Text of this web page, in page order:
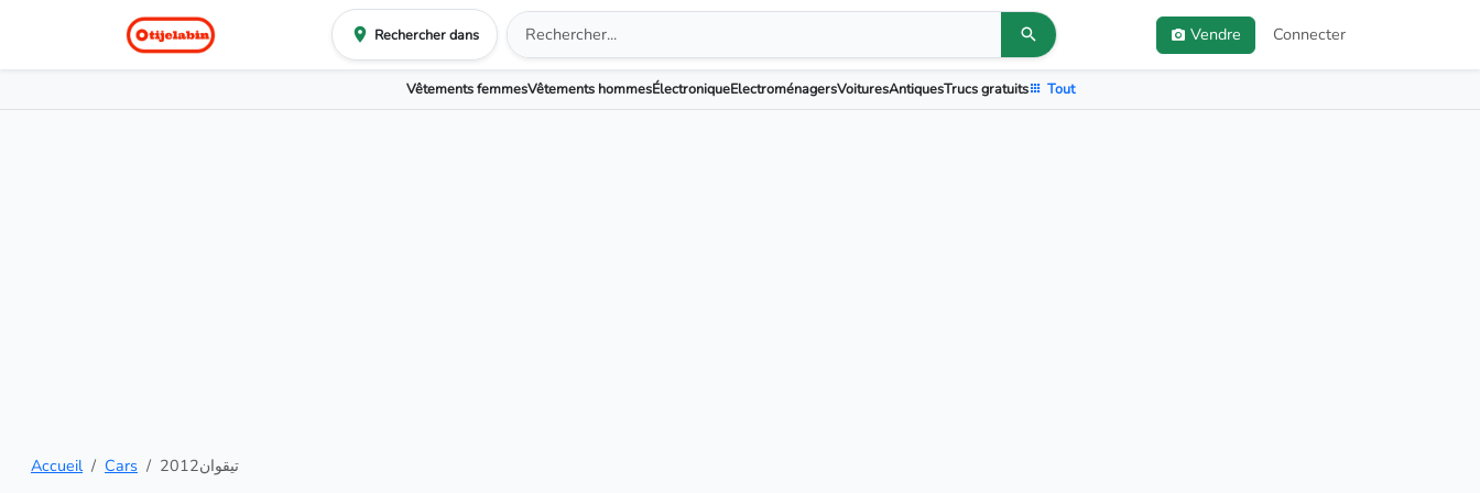
Rechercher dans Vendre Connecter
Vêtements femmesVêtements hommesÉlectroniqueElectroménagersVoituresAntiquesTrucs gratuits Tout
Accueil Cars تيقوان2012